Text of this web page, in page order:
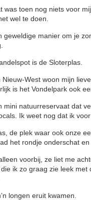
was toen nog niets voor mij.
wel te doen.
geweldige manier om je
is de Sloterplas.
Nieuw-West woon mijn
is het Vondelpark ook
mini natuurreservaat dat
Ik weet nog dat ik
de plek waar ook onze
het rondje onderschat
voorbij, ze liet me
ik zo graag zie leek
longen eruit kwamen.